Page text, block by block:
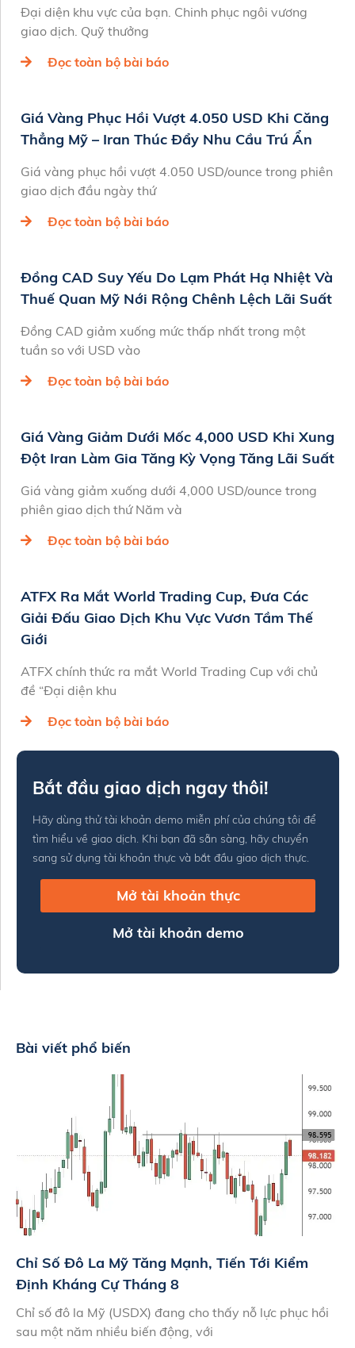
Đại diện khu vực của bạn. Chinh phục ngôi vương
giao dịch. Quỹ thưởng
Đọc toàn bộ bài báo
Giá Vàng Phục Hồi Vượt 4.050 USD Khi Căng
Thẳng Mỹ – Iran Thúc Đẩy Nhu Cầu Trú Ẩn
Giá vàng phục hồi vượt 4.050 USD/ounce trong phiên
giao dịch đầu ngày thứ
Đọc toàn bộ bài báo
Đồng CAD Suy Yếu Do Lạm Phát Hạ Nhiệt Và
Thuế Quan Mỹ Nới Rộng Chênh Lệch Lãi Suất
Đồng CAD giảm xuống mức thấp nhất trong một
tuần so với USD vào
Đọc toàn bộ bài báo
Giá Vàng Giảm Dưới Mốc 4,000 USD Khi Xung
Đột Iran Làm Gia Tăng Kỳ Vọng Tăng Lãi Suất
Giá vàng giảm xuống dưới 4,000 USD/ounce trong
phiên giao dịch thứ Năm và
Đọc toàn bộ bài báo
ATFX Ra Mắt World Trading Cup, Đưa Các
Giải Đấu Giao Dịch Khu Vực Vươn Tầm Thế
Giới
ATFX chính thức ra mắt World Trading Cup với chủ
đề “Đại diện khu
Đọc toàn bộ bài báo
Bắt đầu giao dịch ngay thôi!
Hãy dùng thử tài khoản demo miễn phí của chúng tôi để
tìm hiểu về giao dịch. Khi bạn đã sẵn sàng, hãy chuyển
sang sử dụng tài khoản thực và bắt đầu giao dịch thực.
Mở tài khoản thực
Mở tài khoản demo
Bài viết phổ biến
Chỉ Số Đô La Mỹ Tăng Mạnh, Tiến Tới Kiểm
Định Kháng Cự Tháng 8
Chỉ số đô la Mỹ (USDX) đang cho thấy nỗ lực phục hồi
sau một năm nhiều biến động, với